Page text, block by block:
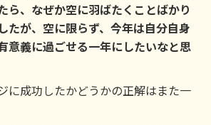
ら、なぜか空に羽ばたくことばかり
たが、空に限らず、今年は自分自身
意義に過ごせる一年にしたいなと思
に成功したかどうかの正解はまた一